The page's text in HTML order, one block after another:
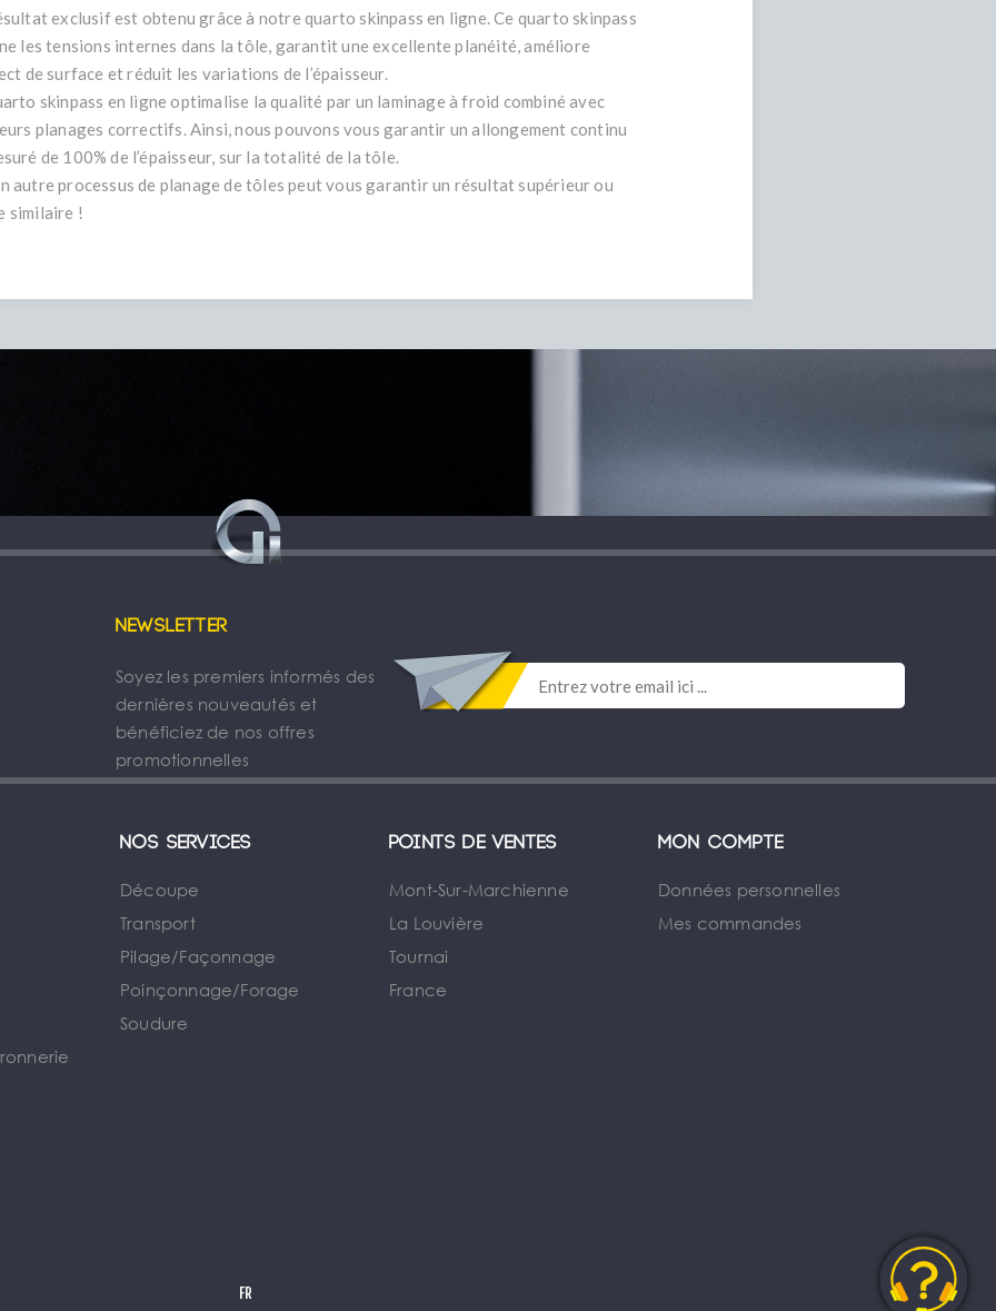
exclusif est obtenu grâce à notre quarto skinpass en ligne. Ce quarto skinpass
les tensions internes dans la tôle, garantit une excellente planéité, améliore
de surface et réduit les variations de l’épaisseur.
skinpass en ligne optimalise la qualité par un laminage à froid combiné avec
planages correctifs. Ainsi, nous pouvons vous garantir un allongement continu
de 100% de l’épaisseur, sur la totalité de la tôle.
autre processus de planage de tôles peut vous garantir un résultat supérieur ou
similaire !
Newsletter
Soyez les premiers informés des
dernières nouveautés et
bénéficiez de nos offres
promotionnelles
Nos services
Découpe
Transport
Pilage/Façonnage
Poinçonnage/Forage
Soudure
Points de ventes
Mont-Sur-Marchienne
La Louvière
Tournai
France
Mon compte
Données personnelles
Mes commandes